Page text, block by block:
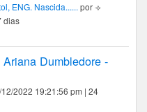
ENG. Nascida...... por ⟢
dias
Dumbledore -
2022 19:21:56 pm | 24